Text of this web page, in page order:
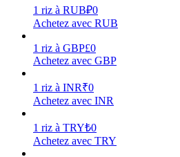
Stratégies de trading
Apprenez à rester rentable
Gagner
1 riz à RUB₽0
Achetez avec RUB
1 riz à GBP£0
Achetez avec GBP
1 riz à INR₹0
Achetez avec INR
1 riz à TRY₺0
Achetez avec TRY